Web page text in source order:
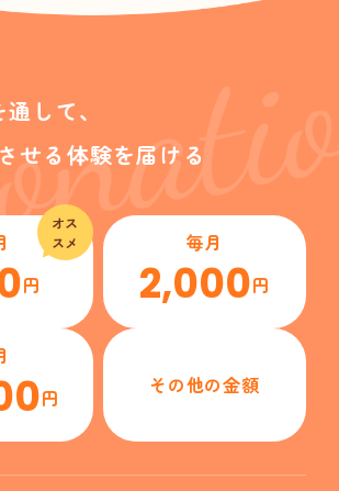
して、
せる体験を届ける
オス
スメ
円
毎月
2,000円
円 その他の金額